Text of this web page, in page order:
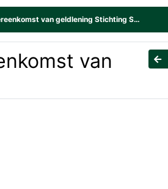
van geldlening Stichting Stem
van